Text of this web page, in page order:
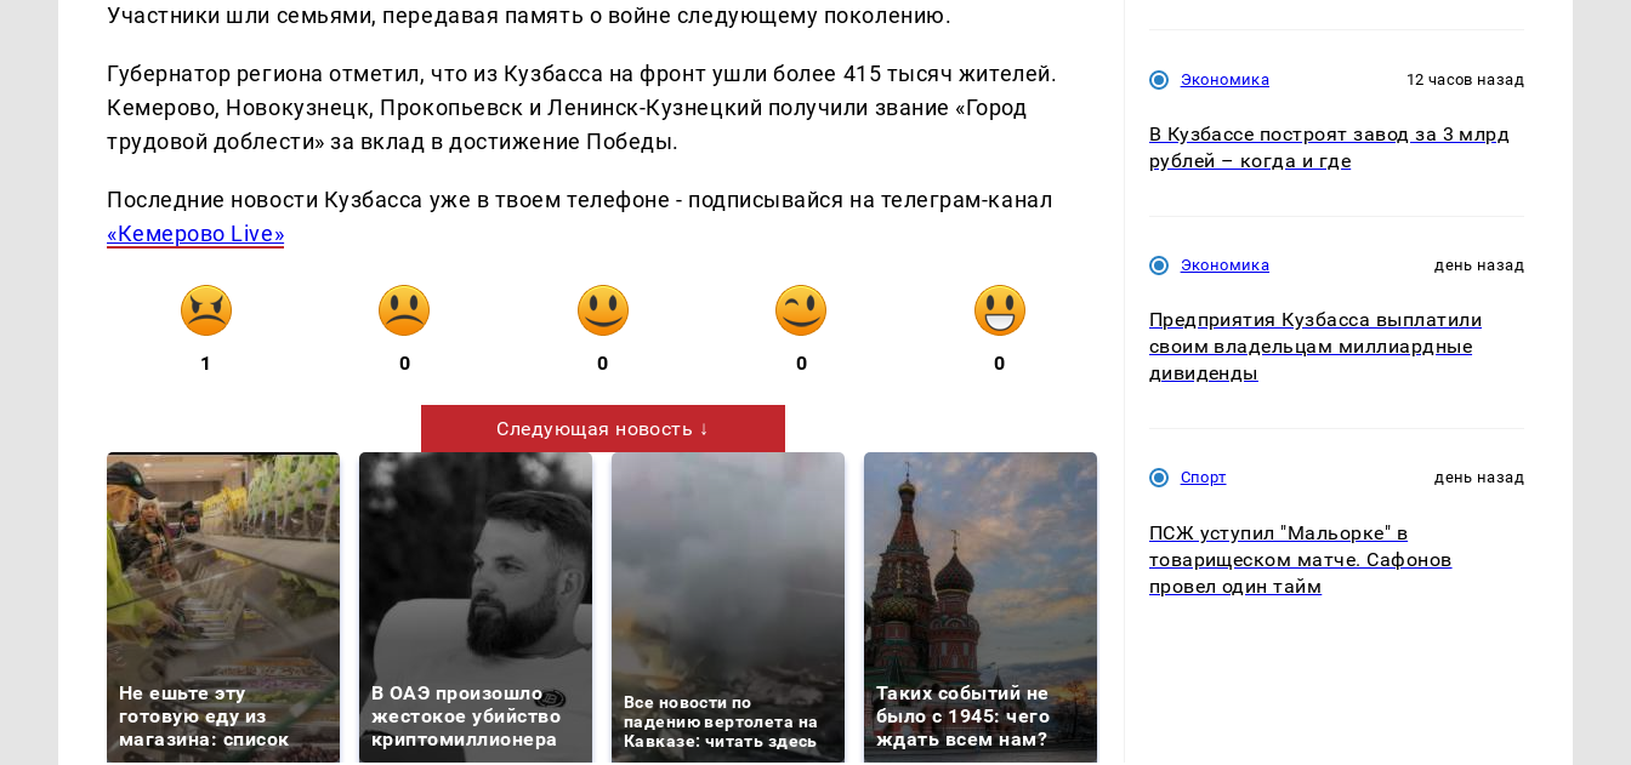
Участники шли семьями, передавая память о войне следующему поколению.
Губернатор региона отметил, что из Кузбасса на фронт ушли более 415 тысяч жителей.
Кемерово, Новокузнецк, Прокопьевск и Ленинск-Кузнецкий получили звание «Город
трудовой доблести» за вклад в достижение Победы.
Последние новости Кузбасса уже в твоем телефоне - подписывайся на телеграм-канал
«Кемерово Live»
1 0 0 0 0
Следующая новость ↓
Не ешьте эту
готовую еду из
магазина: список
В ОАЭ произошло
жестокое убийство
криптомиллионера
Все новости по
падению вертолета на
Кавказе: читать здесь
Таких событий не
было с 1945: чего
ждать всем нам?
Экономика 12 часов назад
В Кузбассе построят завод за 3 млрд
рублей – когда и где
Экономика день назад
Предприятия Кузбасса выплатили
своим владельцам миллиардные
дивиденды
Спорт день назад
ПСЖ уступил "Мальорке" в
товарищеском матче. Сафонов
провел один тайм